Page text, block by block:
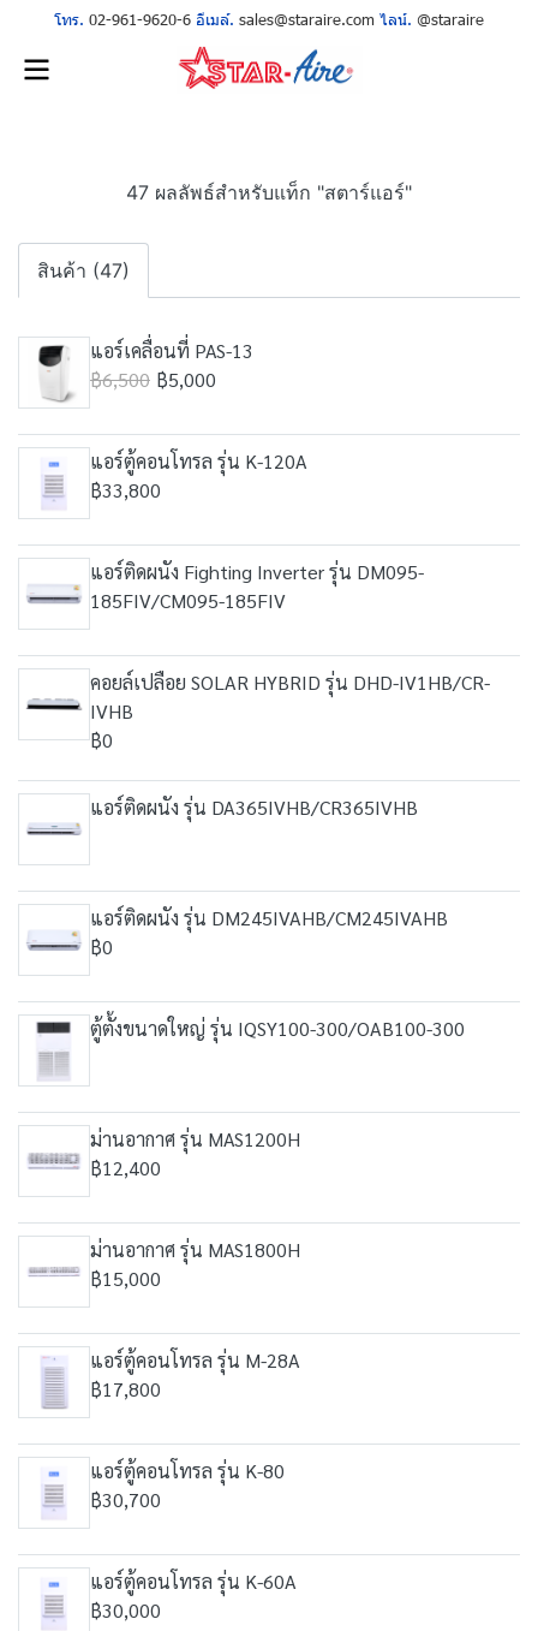
โทร. 02-961-9620-6 อีเมล์. sales@staraire.com ไลน์. @staraire
47 ผลลัพธ์สำหรับแท็ก "สตาร์แอร์"
สินค้า (47)
แอร์เคลื่อนที่ PAS-13
฿6,500 ฿5,000
แอร์ตู้คอนโทรล รุ่น K-120A
฿33,800
แอร์ติดผนัง Fighting Inverter รุ่น DM095-
185FIV/CM095-185FIV
คอยล์เปลือย SOLAR HYBRID รุ่น DHD-IV1HB/CR-
IVHB
฿0
แอร์ติดผนัง รุ่น DA365IVHB/CR365IVHB
แอร์ติดผนัง รุ่น DM245IVAHB/CM245IVAHB
฿0
ตู้ตั้งขนาดใหญ่ รุ่น IQSY100-300/OAB100-300
ม่านอากาศ รุ่น MAS1200H
฿12,400
ม่านอากาศ รุ่น MAS1800H
฿15,000
แอร์ตู้คอนโทรล รุ่น M-28A
฿17,800
แอร์ตู้คอนโทรล รุ่น K-80
฿30,700
แอร์ตู้คอนโทรล รุ่น K-60A
฿30,000